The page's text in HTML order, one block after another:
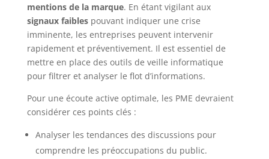
mentions de la marque. En étant vigilant aux
signaux faiblespouvant indiquer une crise
imminente, les entreprises peuvent intervenir
rapidement et préventivement. Il est essentiel de
mettre en place des outils de veille informatique
pour filtrer et analyser le flot d’informations.
Pour une écoute active optimale, les PME devraient
considérer ces points clés :
Analyser les tendances des discussions pour
comprendre les préoccupations du public.